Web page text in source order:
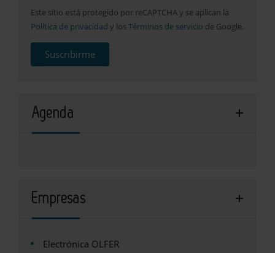
Este sitio está protegido por reCAPTCHA y se aplican la
Política de privacidad y los Términos de servicio de Google.
Suscribirme
Agenda
Empresas
Electrónica OLFER